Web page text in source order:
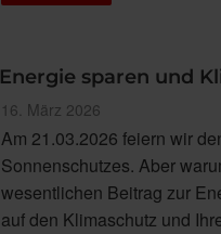
Preisvorteile
für
WAREMA
Kassetten-
Markisen“
Energie sparen und
Veröffentlicht
am
16. März 2026
Am 21.03.2026 feiern wir
Sonnenschutzes. Aber
wesentlichen Beitrag zur
auf den Klimaschutz und